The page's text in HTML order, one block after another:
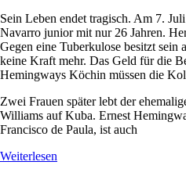
Sein Leben endet tragisch. Am 7.
Navarro junior mit nur 26 Jahren.
Gegen eine Tuberkulose besitzt sein
keine Kraft mehr. Das Geld für die
Hemingways Köchin müssen die
Zwei Frauen später lebt der
Williams auf Kuba. Ernest
Francisco de Paula, ist auch
Weiterlesen